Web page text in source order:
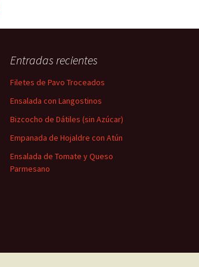
Entradas recientes
Filetes de Pavo Troceados
Ensalada con Langostinos
Bizcocho de Dátiles (sin Azúcar)
Empanada de Hojaldre con Atún
Ensalada de Tomate y Queso
Parmesano